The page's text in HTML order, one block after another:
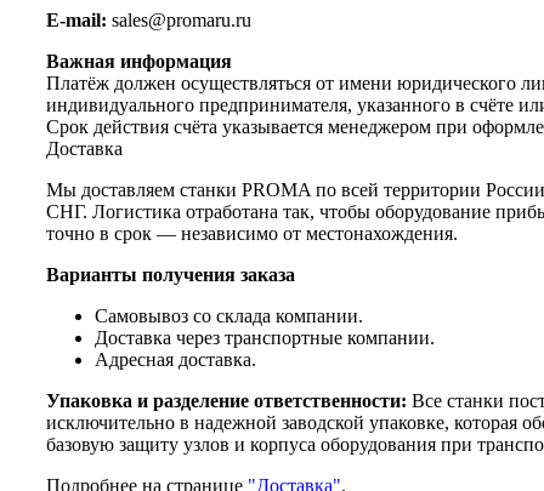
E-mail: sales@promaru.ru
Важная информация
Платёж должен осуществляться от имени юридического
индивидуального предпринимателя, указанного в счёте
Срок действия счёта указывается менеджером при
Доставка
Мы доставляем станки PROMA по всей территории
СНГ. Логистика отработана так, чтобы оборудование
точно в срок — независимо от местонахождения.
Варианты получения заказа
Самовывоз со склада компании.
Доставка через транспортные компании.
Адресная доставка.
Упаковка и разделение ответственности: Все станки
исключительно в надежной заводской упаковке, которая
базовую защиту узлов и корпуса оборудования при
Подробнее на странице "Доставка".